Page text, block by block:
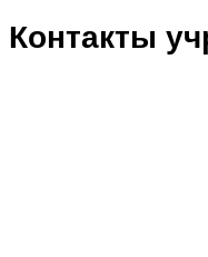
Контакты